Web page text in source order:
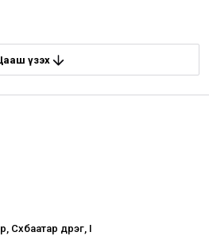
үзэх
дүүрэг, I